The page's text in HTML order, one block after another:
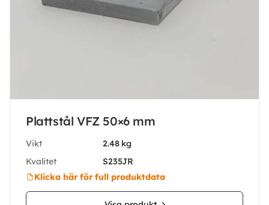
Plattstål VFZ 50×6 mm
Vikt
2.48 kg
Kvalitet
S235JR
Klicka här för full produktdata